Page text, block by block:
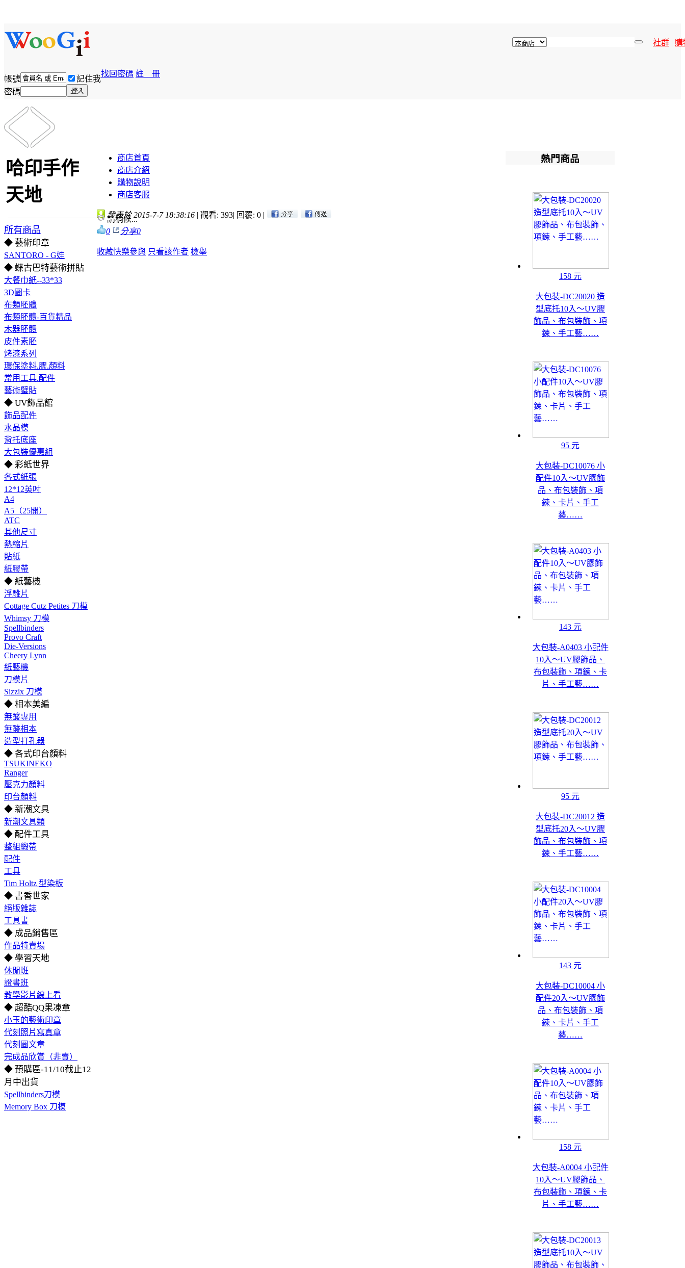
社群 | 購
帳號 記住我
找回密碼 註 冊
密碼 登入
哈印手作
天地
所有商品
◆ 藝術印章
SANTORO - G娃
◆ 蝶古巴特藝術拼貼
大餐巾紙--33*33
3D圖卡
布類胚體
布類胚體-百貨精品
木器胚體
皮件素胚
烤漆系列
環保塗料.膠.顏料
常用工具.配件
藝術璧貼
◆ UV飾品館
飾品配件
水晶模
背托底座
大包裝優惠組
◆ 彩紙世界
各式紙張
12*12英吋
A4
A5（25開）
ATC
其他尺寸
熱縮片
貼紙
紙膠帶
◆ 紙藝機
浮雕片
Cottage Cutz Petites 刀模
Whimsy 刀模
Spellbinders
Provo Craft
Die-Versions
Cheery Lynn
紙藝機
刀模片
Sizzix 刀模
◆ 相本美編
無酸專用
無酸相本
造型打孔器
◆ 各式印台顏料
TSUKINEKO
Ranger
壓克力顏料
印台顏料
◆ 新潮文具
新潮文具類
◆ 配件工具
整組緞帶
配件
工具
Tim Holtz 型染板
◆ 書香世家
絕版雜誌
工具書
◆ 成品銷售區
作品特賣場
◆ 學習天地
休閒班
證書班
教學影片線上看
◆ 超酷QQ果凍章
小玉的藝術印章
代刻照片寫真章
代刻圖文章
完成品欣賞（非賣）
◆ 預購區-11/10截止12
月中出貨
Spellbinders刀模
Memory Box 刀模
商店首頁
商店介紹
購物說明
商店客服
發表於 2015-7-7 18:38:16 | 觀看: 393| 回覆: 0 |
請稍候...
0
分享0
收藏快樂參與 只看該作者 檢舉
熱門商品
158 元
大包裝-DC20020 造
型底托10入～UV膠
飾品、布包裝飾、項
鍊、手工藝……
95 元
大包裝-DC10076 小
配件10入～UV膠飾
品、布包裝飾、項
鍊、卡片、手工
藝……
143 元
大包裝-A0403 小配件
10入～UV膠飾品、
布包裝飾、項鍊、卡
片、手工藝……
95 元
大包裝-DC20012 造
型底托20入～UV膠
飾品、布包裝飾、項
鍊、手工藝……
143 元
大包裝-DC10004 小
配件20入～UV膠飾
品、布包裝飾、項
鍊、卡片、手工
藝……
158 元
大包裝-A0004 小配件
10入～UV膠飾品、
布包裝飾、項鍊、卡
片、手工藝……